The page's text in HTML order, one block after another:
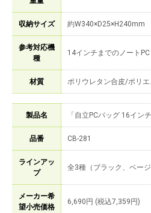
収納サイズ 約W340×D25×H240mm
参考対応機
種
14インチまでのノート
材質 ポリウレタン合皮/ポリ
製品名 「自立PCバッグ 16インチ
品番 CB-281
ラインアッ
プ
全3種（ブラック、ベージ
メーカー希
望小売価格
6,690円 (税込7,359円)